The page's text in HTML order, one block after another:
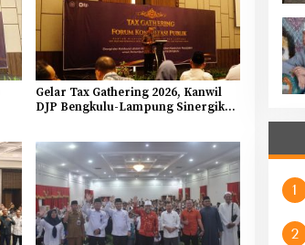
Gelar Tax Gathering 2026, Kanwil
DJP Bengkulu-Lampung Sinergikan
1
2